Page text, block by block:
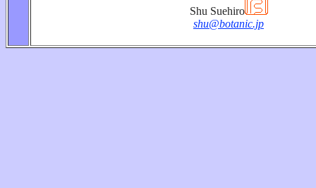
Shu Suehiro
shu@botanic.jp